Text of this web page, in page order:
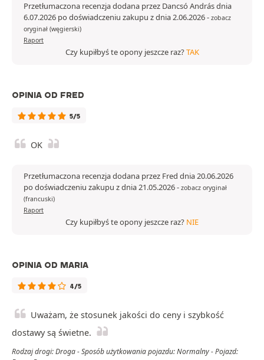
Przetłumaczona recenzja dodana przez Dancsó András dnia
6.07.2026 po doświadczeniu zakupu z dnia 2.06.2026- zobacz
oryginał (węgierski)
Raport
Czy kupiłbyś te opony jeszcze raz?TAK
OPINIA OD FRED
5/5
OK
Przetłumaczona recenzja dodana przez Fred dnia 20.06.2026
po doświadczeniu zakupu z dnia 21.05.2026- zobacz oryginał
(francuski)
Raport
Czy kupiłbyś te opony jeszcze raz? NIE
OPINIA OD MARIA
4/5
Uważam, że stosunek jakości do ceny i szybkość
dostawy są świetne.
Rodzaj drogi: Droga - Sposób użytkowania pojazdu: Normalny - Pojazd: